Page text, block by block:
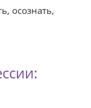
осознать,